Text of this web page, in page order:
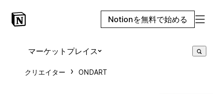
Notionを無料で始める
マーケットプレイス
クリエイター ONDART